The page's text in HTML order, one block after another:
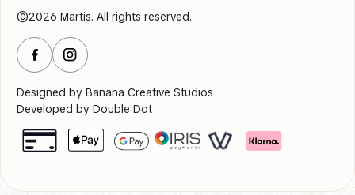
©2026 Martis. All rights reserved.
Designed by Banana Creative Studios
Developed by Double Dot